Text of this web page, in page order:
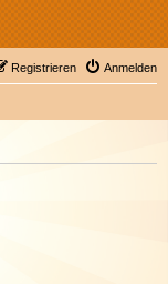
Anmelden
Registrieren